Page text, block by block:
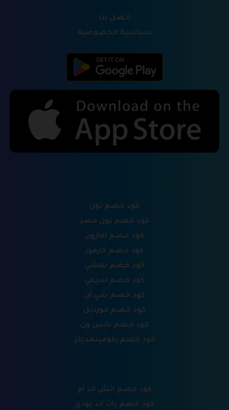
إتصل بنا
سياسية الخصوصية
كود خصم نون
كود خصم نون مصر
كود خصم امازون
كود خصم كارفور
كود خصم نمشي
كود خصم سيفي
كود خصم شي ان
كود خصم فورديل
كود خصم نايس ون
كود خصم بلومينغديلز
كود خصم اتش اند ام
كود خصم باث اند بودي